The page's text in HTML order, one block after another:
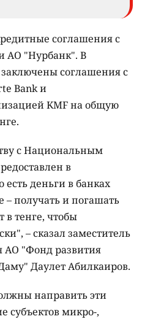
соглашения с
АО "Нурбанк". В
соглашения с
Bank и
KMF на общую
с Национальным
в
деньги в банках
– получать и погашать
тенге, чтобы
– сказал заместитель
АО "Фонд развития
Даулет Абилкаиров.
направить эти
субъектов микро-,